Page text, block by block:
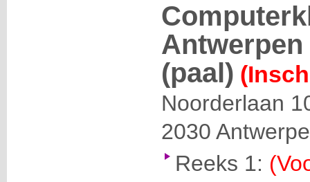
(paal)
Noorderlaan
2030
Reeks 1: